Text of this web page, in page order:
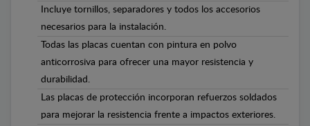
Incluye tornillos, separadores y todos los accesorios
necesarios para la instalación.
Todas las placas cuentan con pintura en polvo
anticorrosiva para ofrecer una mayor resistencia y
durabilidad.
Las placas de protección incorporan refuerzos soldados
para mejorar la resistencia frente a impactos exteriores.